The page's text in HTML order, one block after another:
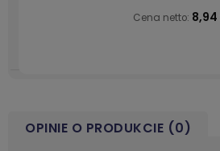
Cena netto: 8,94
OPINIE O PRODUKCIE (0)